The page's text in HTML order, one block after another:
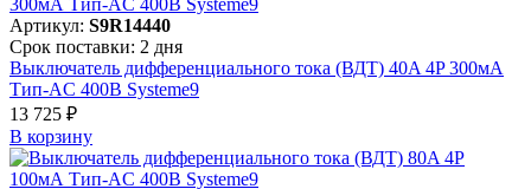
Артикул: S9R14440
Срок поставки: 2 дня
Выключатель дифференциального тока (ВДТ) 40A 4P 300мА
Тип-AC 400В Systeme9
13 725 ₽
В корзинy